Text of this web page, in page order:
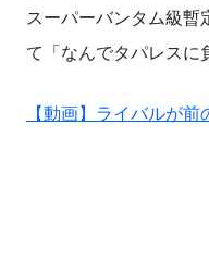
スーパーバンタム級暫
て「なんでタパレスに
【動画】ライバルが